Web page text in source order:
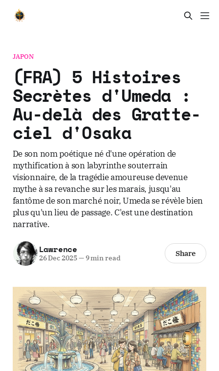
JAPON
(FRA) 5 Histoires
Secrètes d'Umeda :
Au-delà des Gratte-
ciel d'Osaka
De son nom poétique né d'une opération de
mythification à son labyrinthe souterrain
visionnaire, de la tragédie amoureuse devenue
mythe à sa revanche sur les marais, jusqu'au
fantôme de son marché noir, Umeda se révèle bien
plus qu'un lieu de passage. C'est une destination
narrative.
Lawrence
26 Dec 2025—9 min read Share